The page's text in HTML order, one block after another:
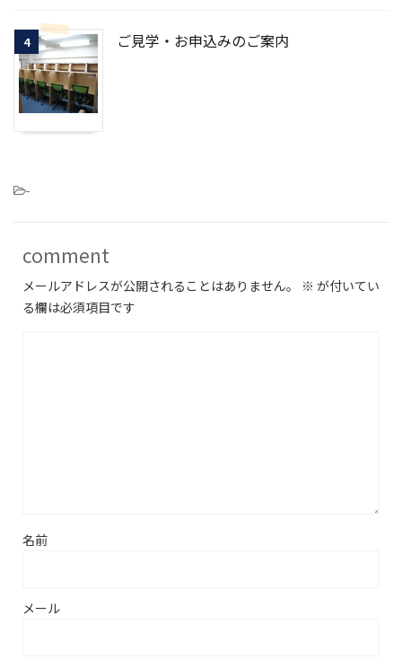
4 ご見学・お申込みのご案内
-
comment
メールアドレスが公開されることはありません。 ※ が付いてい
る欄は必須項目です
名前
メール